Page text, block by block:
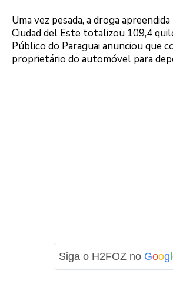
Uma vez pesada, a droga
Ciudad del Este totalizou 109,4
Público do Paraguai anunciou que
proprietário do automóvel para
Siga o H2FOZ no Goog